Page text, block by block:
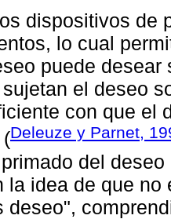
dispositivos de
lo cual
puede
el deseo
con que el
Deleuze y Parnet,
del
la idea de que
deseo",